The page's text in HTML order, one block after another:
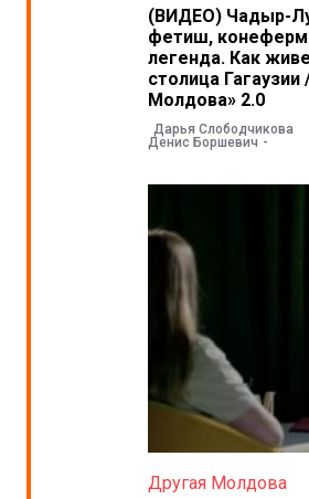
(ВИДЕО) Чадыр-
фетиш,
легенда. Как
столица Гагаузии
Молдова» 2.0
Дарья Слободчикова
Денис Боршевич
Другая Молдова